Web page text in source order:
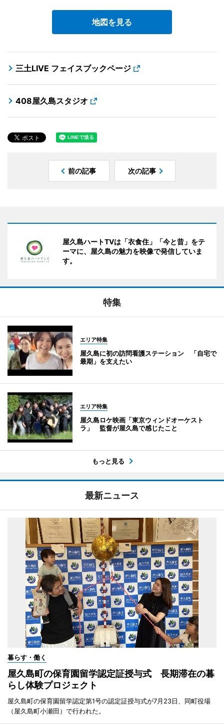
地図を見る
三土LIVE フェイスブックページ
408屋久島スタジオ
前の記事 次の記事
屋久島ハートTVは「衣食住」「今と昔」をテ
ーマに、屋久島の魅力を映像で発信していま
す。
特集
エリア特集
屋久島に初の訪問看護ステーション 「自宅で
最期」を支えたい
エリア特集
屋久島ロケ映画「東京ウィンドオーケスト
ラ」 監督が屋久島で感じたこと
もっと見る
最新ニュース
暮らす・働く
屋久島町の保育園留学認定証授与式 長期滞在の暮
らし体験プロジェクト
屋久島町の保育園留学認定第1号の認定証授与式が7月23日、同町役場
（屋久島町小瀬田）で行われた。